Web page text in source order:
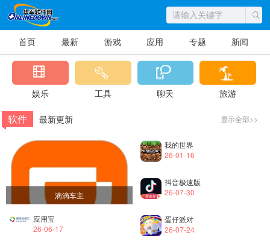
首页 最新 游戏 应用 专题 新闻
娱乐 工具 聊天 旅游
显示全部>>
软件 最新更新
我的世界
26-01-16
抖音极速版
26-07-30
蛋仔派对
26-07-24
滴滴车主
应用宝
26-06-17